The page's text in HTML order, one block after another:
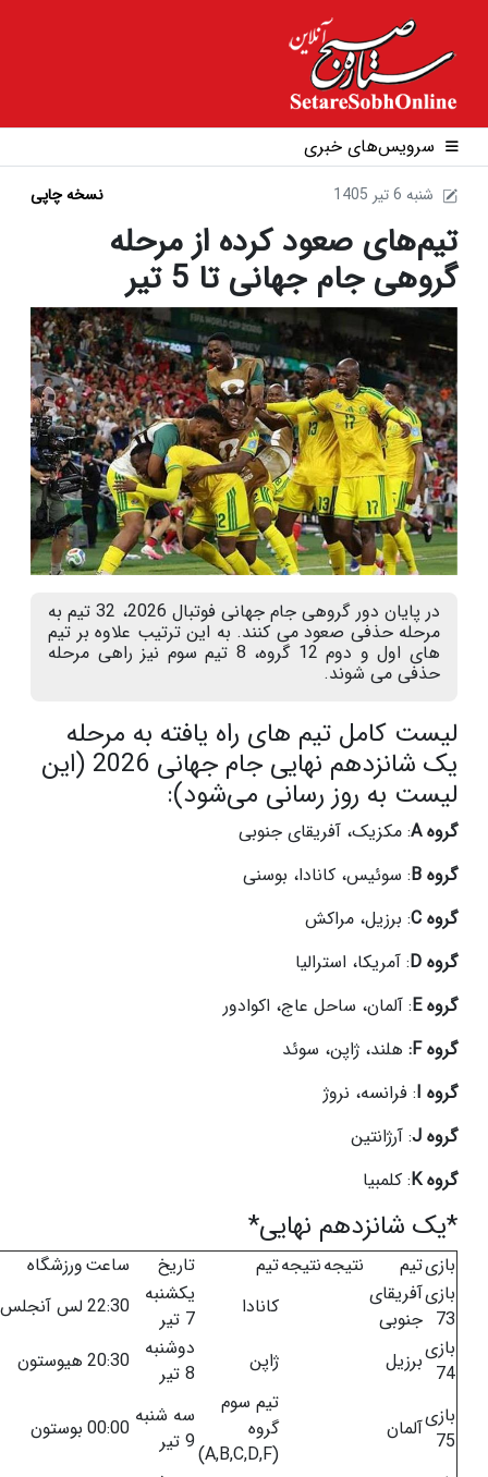
سرویس‌های خبری
1405 شنبه 6 تير نسخه چاپی
تیم‌های صعود کرده از مرحله
گروهی جام جهانی تا 5 تیر
در پایان دور گروهی جام جهانی فوتبال 2026، 32 تیم به
مرحله حذفی صعود می کنند. به این ترتیب علاوه بر تیم
های اول و دوم 12 گروه، 8 تیم سوم نیز راهی مرحله
حذفی می شوند.
لیست کامل تیم های راه یافته به مرحله
یک شانزدهم نهایی جام جهانی 2026 (این
لیست به روز رسانی می‌شود):
گروه A : مکزیک، آفریقای جنوبی
گروه B : سوئیس، کانادا، بوسنی
گروه C : برزیل، مراکش
گروه D : آمریکا، استرالیا
گروه E : آلمان، ساحل عاج، اکوادور
گروه F:
هلند، ژاپن، سوئد
گروه I : فرانسه، نروژ
گروه J : آرژانتین
گروه K : کلمبیا
*یک شانزدهم نهایی*
بازیتیم نتیجهنتیجهتیم تاریخ ساعتورزشگاه
بازی
73
آفریقای
جنوبی
کانادا
یکشنبه
22:30لس آنجلس
بازی
74 برزیل ژاپن
دوشنبه
20:30هیوستون
بازی
75 آلمان
تیم سوم
گروه
سه شنبه
9 تیر
00:00بوستون